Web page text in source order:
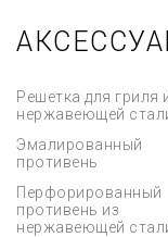
Решетка для гриля
нержавеющей
Эмалированный
противень
Перфорированный
противень из
нержавеющей